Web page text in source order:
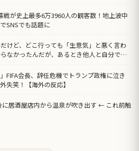
戦が史上最多6万3960人の観客数！地上波中
SNSでも話題に
けど、どこ行っても「生意気」と悪く言わ
なかったんだが、あるとき他人と自分では
FIFA会長、辞任危機でトランプ政権に泣き
失笑！【海外の反応】
に居酒屋店内から温泉が吹き出す ← これ前触